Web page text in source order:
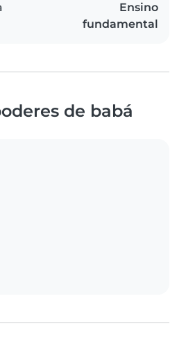
Ensino
fundamental
de babá